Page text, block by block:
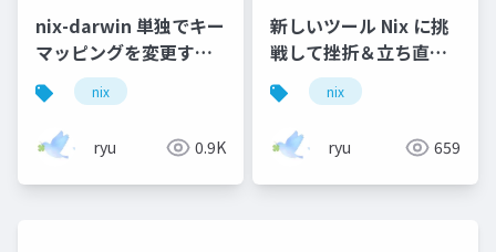
nix-darwin 単独でキー
マッピングを変更する -
Karabiner を使わずに
宣言的記述で設定
nix
ryu 0.9K
新しいツール Nix に挑
戦して挫折＆立ち直っ
た過程を振り返る
nix
ryu 659